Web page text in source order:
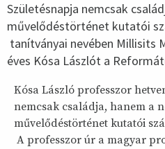
Születésnapja nemcsak
művelődéstörténet kutatói
tanítványai nevében Millisits
éves Kósa Lászlót a
Kósa László professzor
nemcsak családja, hanem a
művelődéstörténet kutatói
A professzor úr a magyar